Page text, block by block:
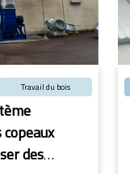
Travail du bois
des